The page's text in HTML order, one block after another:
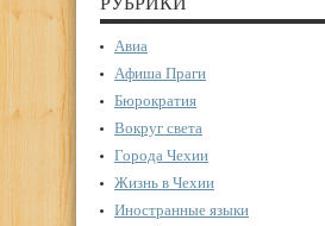
Авиа
Афиша Праги
Бюрократия
Вокруг света
Города Чехии
Жизнь в Чехии
Иностранные языки